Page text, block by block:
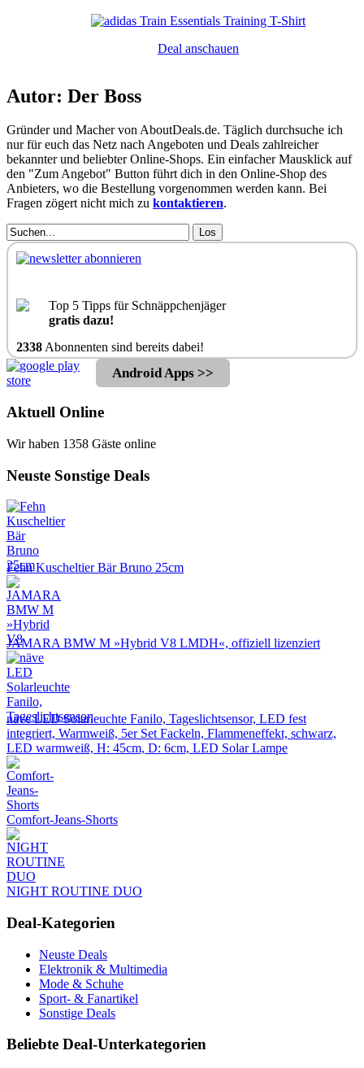
Deal anschauen
Autor: Der Boss
Gründer und Macher von AboutDeals.de. Täglich durchsuche ich
nur für euch das Netz nach Angeboten und Deals zahlreicher
bekannter und beliebter Online-Shops. Ein einfacher Mausklick auf
den "Zum Angebot" Button führt dich in den Online-Shop des
Anbieters, wo die Bestellung vorgenommen werden kann. Bei
Fragen zögert nicht mich zu kontaktieren.
Los
Top 5 Tipps für Schnäppchenjäger
gratis dazu!
2338Abonnenten sind bereits dabei!
Android Apps >>
Aktuell Online
Wir haben 1358 Gäste online
Neuste Sonstige Deals
Fehn Kuscheltier Bär Bruno 25cm
JAMARA BMW M »Hybrid V8 LMDH«, offiziell lizenziert
näve LED Solarleuchte Fanilo, Tageslichtsensor, LED fest
integriert, Warmweiß, 5er Set Fackeln, Flammeneffekt, schwarz,
LED warmweiß, H: 45cm, D: 6cm, LED Solar Lampe
Comfort-Jeans-Shorts
NIGHT ROUTINE DUO
Deal-Kategorien
Neuste Deals
Elektronik & Multimedia
Mode & Schuhe
Sport- & Fanartikel
Sonstige Deals
Beliebte Deal-Unterkategorien